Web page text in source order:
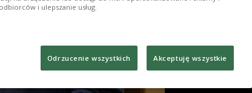
i ulepszanie usług.
Odrzucenie wszystkich Akceptuję wszystkie